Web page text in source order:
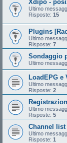
Xdipo -
Ultimo
Risposte: 15
Plugins
Ultimo
Risposte: 7
Sondaggio
Ultimo
LoadEPG e
Ultimo
Risposte: 2
Ultimo
Risposte: 5
Channel list
Ultimo
Risposte: 1